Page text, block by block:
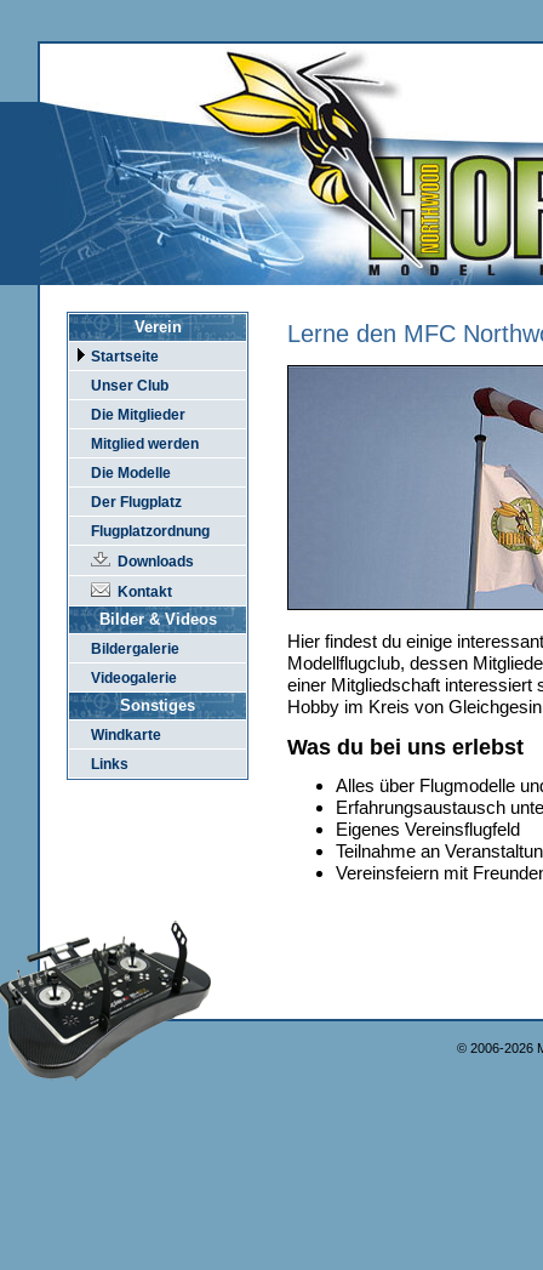
Verein
Startseite
Unser Club
Die Mitglieder
Mitglied werden
Die Modelle
Der Flugplatz
Flugplatzordnung
Downloads
Kontakt
Bilder & Videos
Bildergalerie
Videogalerie
Sonstiges
Windkarte
Links
Lerne den MFC
Hier findest du einige
Modellflugclub, dessen
einer Mitgliedschaft interessiert
Hobby im Kreis von
Was du bei uns erlebst
Alles über Flugmodelle
Erfahrungsaustausch
Eigenes Vereinsflugfeld
Teilnahme an
Vereinsfeiern mit
© 2006-2026